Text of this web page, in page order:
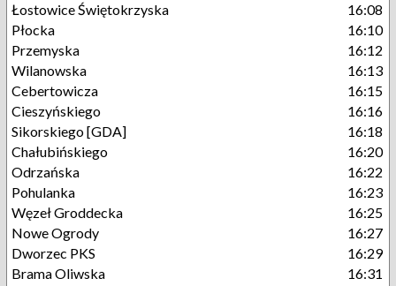
Łostowice Świętokrzyska
16:08
Płocka
16:10
Przemyska
16:12
Wilanowska
16:13
Cebertowicza
16:15
Cieszyńskiego
16:16
Sikorskiego [GDA]
16:18
Chałubińskiego
16:20
Odrzańska
16:22
Pohulanka
16:23
Węzeł Groddecka
16:25
Nowe Ogrody
16:27
Dworzec PKS
16:29
Brama Oliwska
16:31